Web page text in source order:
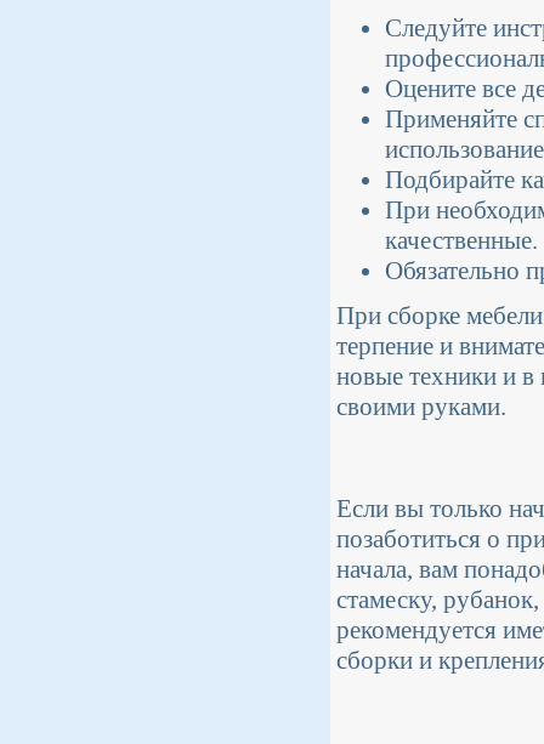
Следуйте
Оцените все
Применяйте
Подбирайте
При
качественные.
Обязательно
При сборке
терпение и
новые техники и в
своими руками.
Если вы только
позаботиться о
начала, вам
стамеску,
рекомендуется
сборки и